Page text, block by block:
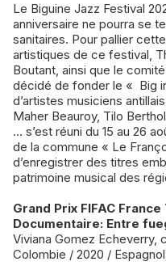
Le Biguine Jazz Festival
anniversaire ne pourra se
sanitaires. Pour pallier
artistiques de ce festival,
Boutant, ainsi que le
décidé de fonder le « Big
d’artistes musiciens
Maher Beauroy, Tilo
… s’est réuni du 15 au 26
de la commune « Le
d’enregistrer des titres
patrimoine musical des
Grand Prix FIFAC
Documentaire: Entre
Viviana Gomez Echeverry,
Colombie / 2020 /